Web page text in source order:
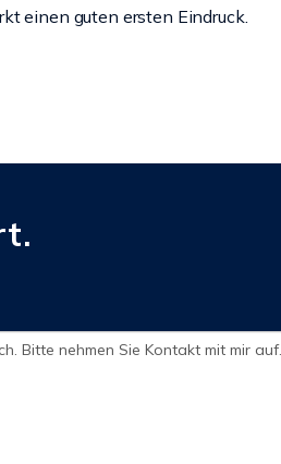
einen guten ersten Eindruck.